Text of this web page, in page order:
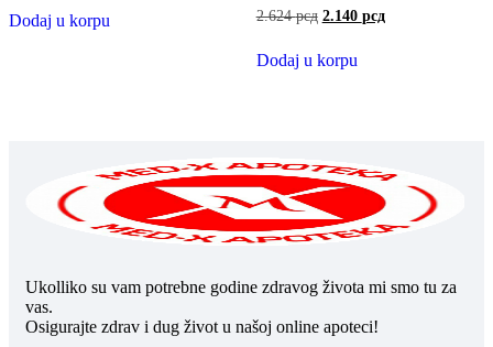
Dodaj u korpu 2.624рсд 2.140 рсд
Dodaj u korpu
Ukolliko su vam potrebne godine zdravog života mi smo tu za
vas.
Osigurajte zdrav i dug život u našoj online apoteci!